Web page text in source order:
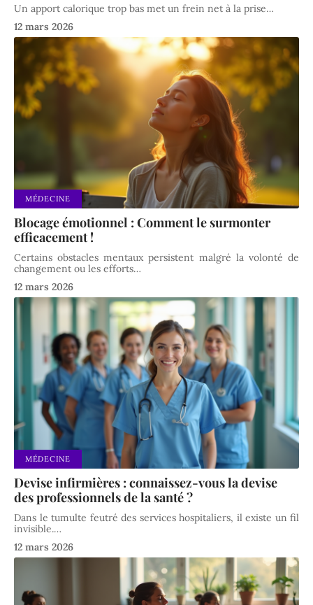
Un apport calorique trop bas met un frein net à la prise…
12 mars 2026
MÉDECINE
Blocage émotionnel : Comment le surmonter
efficacement !
Certains obstacles mentaux persistent malgré la volonté de
changement ou les efforts…
12 mars 2026
MÉDECINE
Devise infirmières : connaissez-vous la devise
des professionnels de la santé ?
Dans le tumulte feutré des services hospitaliers, il existe un fil
invisible.…
12 mars 2026